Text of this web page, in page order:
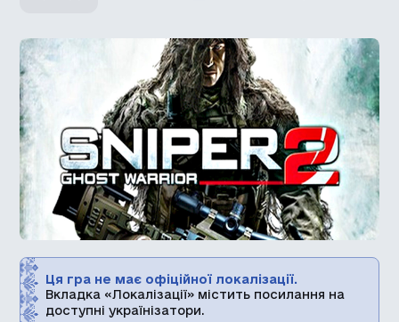
Ця гра не має офіційної локалізації.
Вкладка «Локалізації» містить посилання на
доступні українізатори.